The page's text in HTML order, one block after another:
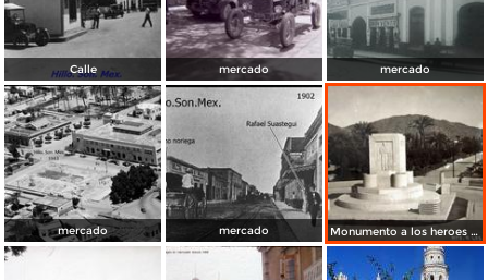
Calle mercado mercado
mercado mercado Monumento a los heroes de Nacozari